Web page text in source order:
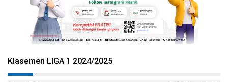
Klasemen LIGA 1 2024/2025